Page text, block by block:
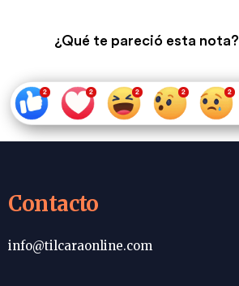
¿Qué te pareció esta nota?
Contacto
info@tilcaraonline.com